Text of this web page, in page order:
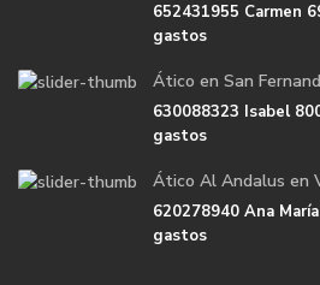
652431955 Carmen
gastos
Ático en San
630088323 Isabel
gastos
Ático Al Andalus en
620278940 Ana María
gastos